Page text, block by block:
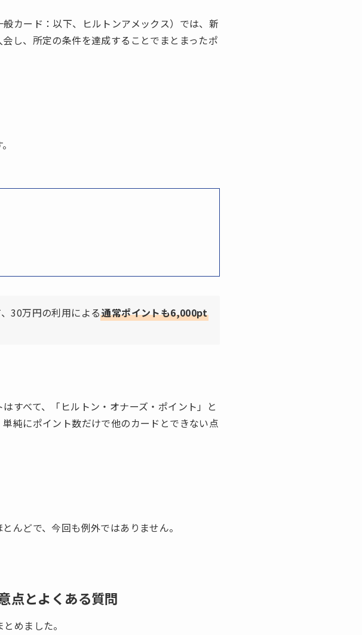
カード：以下、ヒルトンアメックス）では、新
し、所定の条件を達成することでまとまったポ
30万円の利用による通常ポイントも6,000pt
すべて、「ヒルトン・オナーズ・ポイント」と
純にポイント数だけで他のカードとできない点
んどで、今回も例外ではありません。
点とよくある質問
めました。